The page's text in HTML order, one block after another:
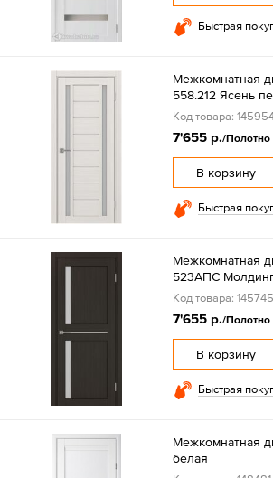
Быстрая
Межкомнатная
558.212 Ясень
Код товара:
7'655 р./Полотно
В корзину
Быстрая
Межкомнатная
523АПС
Код товара: 145745
7'655 р./Полотно
В корзину
Быстрая
Межкомнатная
белая